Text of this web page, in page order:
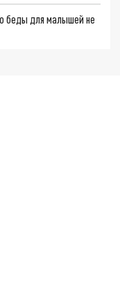
беды для малышей не